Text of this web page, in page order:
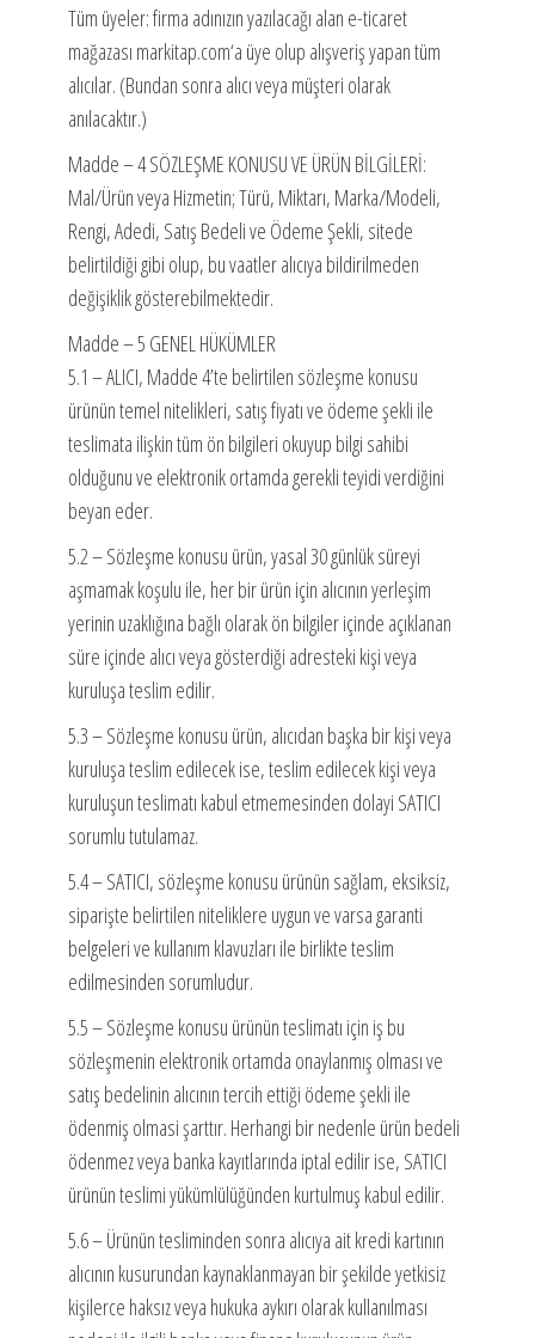
Tüm üyeler: firma adınızın yazılacağı alan e-ticaret
mağazası markitap.com‘a üye olup alışveriş yapan tüm
alıcılar. (Bundan sonra alıcı veya müşteri olarak
anılacaktır.)
Madde – 4 SÖZLEŞME KONUSU VE ÜRÜN BİLGİLERİ:
Mal/Ürün veya Hizmetin; Türü, Miktarı, Marka/Modeli,
Rengi, Adedi, Satış Bedeli ve Ödeme Şekli, sitede
belirtildiği gibi olup, bu vaatler alıcıya bildirilmeden
değişiklik gösterebilmektedir.
Madde – 5 GENEL HÜKÜMLER
5.1 – ALICI, Madde 4’te belirtilen sözleşme konusu
ürünün temel nitelikleri, satış fiyatı ve ödeme şekli ile
teslimata ilişkin tüm ön bilgileri okuyup bilgi sahibi
olduğunu ve elektronik ortamda gerekli teyidi verdiğini
beyan eder.
5.2 – Sözleşme konusu ürün, yasal 30 günlük süreyi
aşmamak koşulu ile, her bir ürün için alıcının yerleşim
yerinin uzaklığına bağlı olarak ön bilgiler içinde açıklanan
süre içinde alıcı veya gösterdiği adresteki kişi veya
kuruluşa teslim edilir.
5.3 – Sözleşme konusu ürün, alıcıdan başka bir kişi veya
kuruluşa teslim edilecek ise, teslim edilecek kişi veya
kuruluşun teslimatı kabul etmemesinden dolayi SATICI
sorumlu tutulamaz.
5.4 – SATICI, sözleşme konusu ürünün sağlam, eksiksiz,
siparişte belirtilen niteliklere uygun ve varsa garanti
belgeleri ve kullanım klavuzları ile birlikte teslim
edilmesinden sorumludur.
5.5 – Sözleşme konusu ürünün teslimatı için iş bu
sözleşmenin elektronik ortamda onaylanmış olması ve
satış bedelinin alıcının tercih ettiği ödeme şekli ile
ödenmiş olmasi şarttır. Herhangi bir nedenle ürün bedeli
ödenmez veya banka kayıtlarında iptal edilir ise, SATICI
ürünün teslimi yükümlülüğünden kurtulmuş kabul edilir.
5.6 – Ürünün tesliminden sonra alıcıya ait kredi kartının
alıcının kusurundan kaynaklanmayan bir şekilde yetkisiz
kişilerce haksız veya hukuka aykırı olarak kullanılması